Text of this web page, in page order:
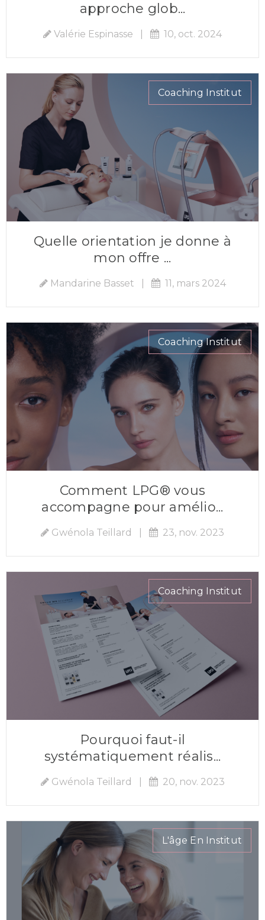
approche glob...
Valérie Espinasse 10, oct. 2024
Coaching Institut
Quelle orientation je donne à
mon offre ...
Mandarine Basset 11, mars 2024
Coaching Institut
Comment LPG® vous
accompagne pour amélio...
Gwénola Teillard 23, nov. 2023
Coaching Institut
Pourquoi faut-il
systématiquement réalis...
Gwénola Teillard 20, nov. 2023
L'âge En Institut